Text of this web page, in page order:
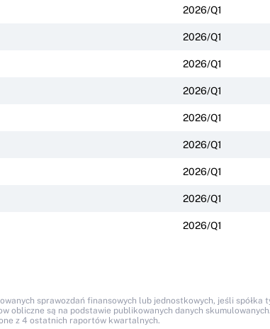
2026/Q1
2026/Q1
2026/Q1
2026/Q1
2026/Q1
2026/Q1
2026/Q1
2026/Q1
2026/Q1
sprawozdań finansowych lub jednostkowych, jeśli spółka
obliczne są na podstawie publikowanych danych skumulowanych.
z 4 ostatnich raportów kwartalnych.